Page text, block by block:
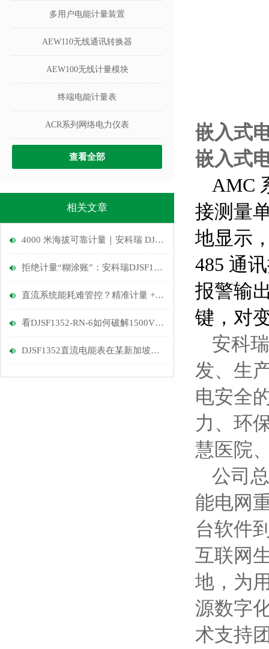
多用户电能计量装置
AEW110无线通讯转换器
AEW100无线计量模块
终端电能计量表
ACR系列网络电力仪表
查看全部
相关文章
4000 米海拔可靠计量｜安科瑞 DJSF1352导轨式直流电能表
拒绝计量“糊涂账”：安科瑞DJSF1352以1级精度守护每一分充电收益
直流系统能耗难管控？精准计量 + 智能分析，节能降本有妙招！
看DJSF1352-RN-6如何破解1500V储能计量难题？
DJSF1352直流电能表在某新加坡光伏储能系统中的应用
嵌入式
嵌入式
AMC
接测量
地显示
485 通
报警输
键，对
安科
发、生
电安全
力、环
慧医院
公司
能电网
台软件
互联网
地，为
源数字
术支持